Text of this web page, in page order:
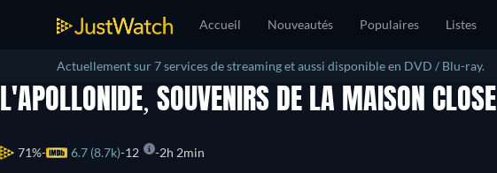
Accueil Nouveautés Populaires Listes
Actuellement sur 7 services de streaming et aussi disponible en DVD / Blu-ray.
L'APOLLONIDE, SOUVENIRS DE LA MAISON CLOSE
71% 6.7 (8.7k) 12 2h 2min